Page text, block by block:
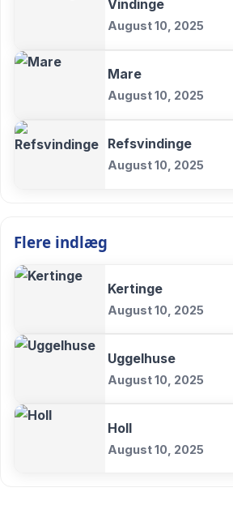
Vindinge
August 10, 2025
Mare
August 10, 2025
Refsvindinge
August 10, 2025
Flere indlæg
Kertinge
August 10, 2025
Uggelhuse
August 10, 2025
Holl
August 10, 2025